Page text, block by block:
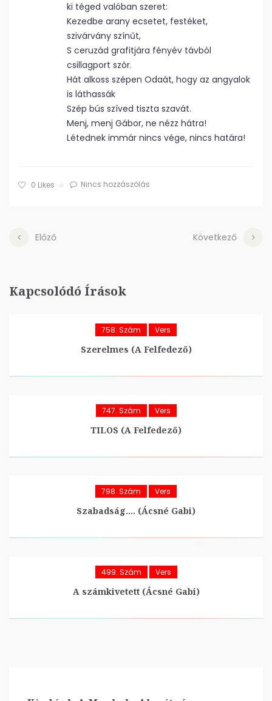
ki téged valóban szeret:
Kezedbe arany ecsetet, festéket,
szivárvány színűt,
S ceruzád grafitjára fényév távból
csillagport szór.
Hát alkoss szépen Odaát, hogy az angyalok
is láthassák
Szép bús szíved tiszta szavát.
Menj, menj Gábor, ne nézz hátra!
Létednek immár nincs vége, nincs határa!
0 Likes Nincs hozzászólás
Előző Következő
Kapcsolódó Írások
758. Szám Vers
Szerelmes (A Felfedező)
747. Szám Vers
TILOS (A Felfedező)
798. Szám Vers
Szabadság…. (Ácsné Gabi)
499. Szám Vers
A számkivetett (Ácsné Gabi)